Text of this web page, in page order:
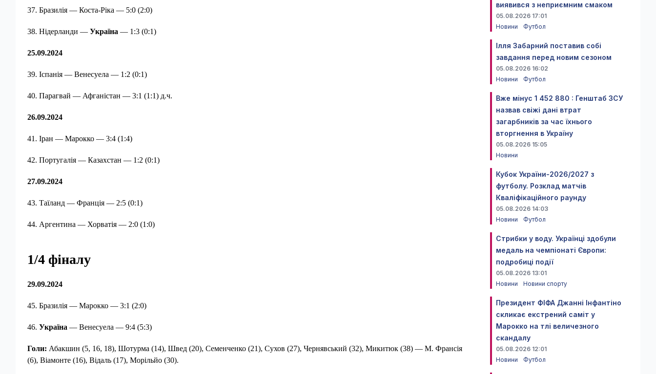
37. Бразилія — Коста-Ріка — 5:0 (2:0)
38. Нідерланди — Україна — 1:3 (0:1)
25.09.2024
39. Іспанія — Венесуела — 1:2 (0:1)
40. Парагвай — Афганістан — 3:1 (1:1) д.ч.
26.09.2024
41. Іран — Марокко — 3:4 (1:4)
42. Португалія — Казахстан — 1:2 (0:1)
27.09.2024
43. Таїланд — Франція — 2:5 (0:1)
44. Аргентина — Хорватія — 2:0 (1:0)
1/4 фіналу
29.09.2024
45. Бразилія — Марокко — 3:1 (2:0)
46. Україна — Венесуела — 9:4 (5:3)
Голи: Абакшин (5, 16, 18), Шотурма (14), Швед (20), Семенченко (21), Сухов (27), Чернявський (32), Микитюк (38) — М. Франсія
(6), Віамонте (16), Відаль (17), Морільйо (30).
виявився з неприємним смаком
05.08.2026 17:01
Новини
Футбол
Ілля Забарний поставив собі
завдання перед новим сезоном
05.08.2026 16:02
Новини
Футбол
Вже мінус 1 452 880 : Генштаб ЗСУ
назвав свіжі дані втрат
загарбників за час їхнього
вторгнення в Україну
05.08.2026 15:05
Новини
Кубок України-2026/2027 з
футболу. Розклад матчів
Кваліфікаційного раунду
05.08.2026 14:03
Новини
Футбол
Стрибки у воду. Українці здобули
медаль на чемпіонаті Європи:
подробиці події
05.08.2026 13:01
Новини
Новини спорту
Президент ФІФА Джанні Інфантіно
скликає екстрений саміт у
Марокко на тлі величезного
скандалу
05.08.2026 12:01
Новини
Футбол